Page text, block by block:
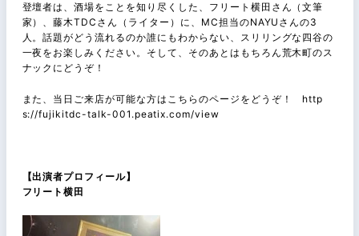
登壇者は、酒場をことを知り尽くした、フリート横田さん（文筆
家）、藤木TDCさん（ライター）に、MC担当のNAYUさんの3
人。話題がどう流れるのか誰にもわからない、スリリングな四谷の
一夜をお楽しみください。そして、そのあとはもちろん荒木町のス
ナックにどうぞ！
また、当日ご来店が可能な方はこちらのページをどうぞ！ http
s://fujikitdc-talk-001.peatix.com/view
【出演者プロフィール】
フリート横田